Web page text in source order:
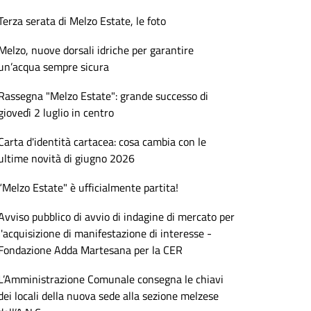
serata di Melzo Estate, le foto
nuove dorsali idriche per garantire
sempre sicura
"Melzo Estate": grande successo di
2 luglio in centro
d'identità cartacea: cosa cambia con le
novità di giugno 2026
Estate" è ufficialmente partita!
pubblico di avvio di indagine di mercato per
di manifestazione di interesse -
Adda Martesana per la CER
Comunale consegna le chiavi
locali della nuova sede alla sezione melzese